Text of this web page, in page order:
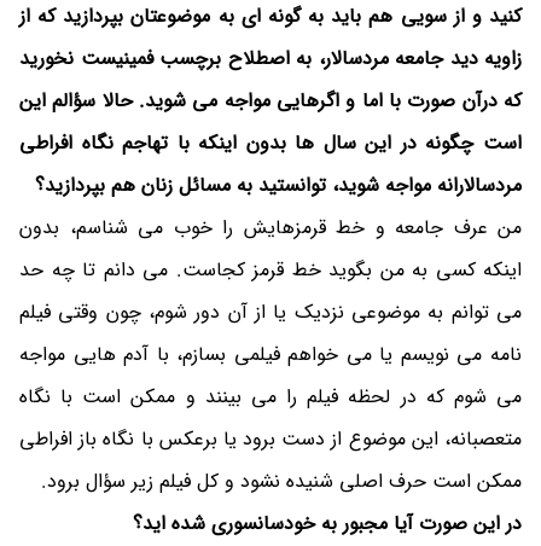
کنید و از سویی هم باید به گونه ای به موضوعتان بپردازید که از
زاویه دید جامعه مردسالار، به اصطلاح برچسب فمینیست نخورید
که درآن صورت با اما و اگرهایی مواجه می شوید. حالا سؤالم این
است چگونه در این سال ها بدون اینکه با تهاجم نگاه افراطی
مردسالارانه مواجه شوید، توانستید به مسائل زنان هم بپردازید؟
من عرف جامعه و خط قرمزهایش را خوب می شناسم، بدون
اینکه کسی به من بگوید خط قرمز کجاست. می دانم تا چه حد
می توانم به موضوعی نزدیک یا از آن دور شوم، چون وقتی فیلم
نامه می نویسم یا می خواهم فیلمی بسازم، با آدم هایی مواجه
می شوم که در لحظه فیلم را می بینند و ممکن است با نگاه
متعصبانه، این موضوع از دست برود یا برعکس با نگاه باز افراطی
ممکن است حرف اصلی شنیده نشود و کل فیلم زیر سؤال برود.
در این صورت آیا مجبور به خودسانسوری شده اید؟